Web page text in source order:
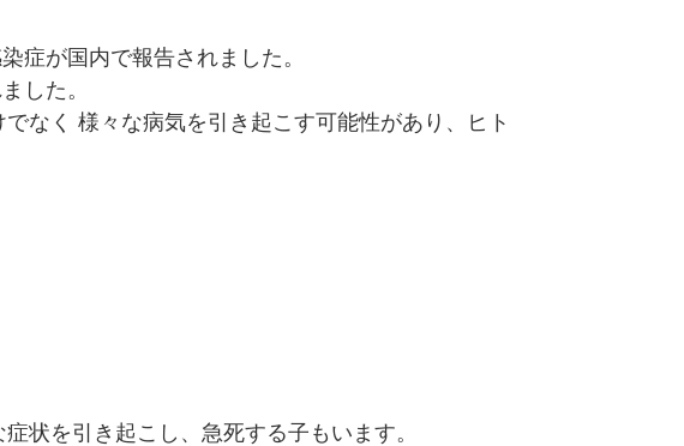
症が国内で報告されました。
した。
なく 様々な病気を引き起こす可能性があり、ヒト
状を引き起こし、急死する子もいます。